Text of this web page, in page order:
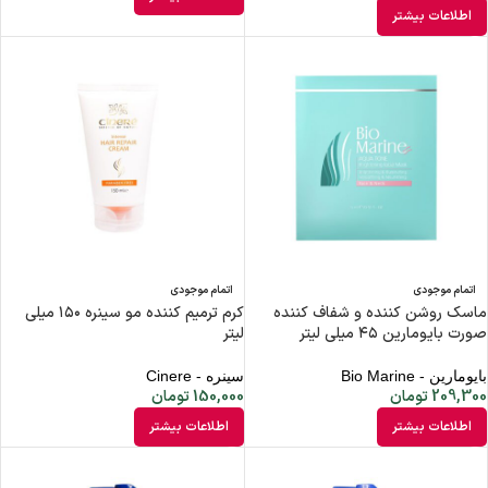
اطلاعات بیشتر
اتمام موجودی
ماسک روشن کننده و شفاف کننده
صورت بایومارین ۴۵ میلی لیتر
بایومارین - Bio Marine
209,300تومان
اطلاعات بیشتر
اتمام موجودی
کرم ترمیم کننده مو سینره ۱۵۰ میلی
لیتر
سینره - Cinere
150,000تومان
اطلاعات بیشتر